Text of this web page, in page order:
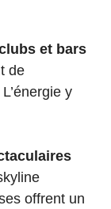
et bars
de
y
offrent un